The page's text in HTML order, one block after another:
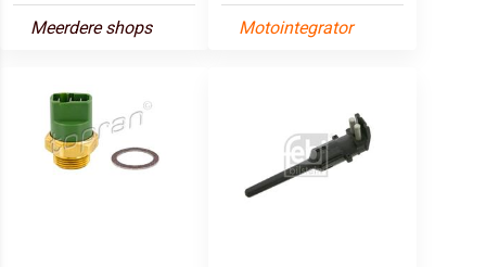
Meerdere shops Motointegrator